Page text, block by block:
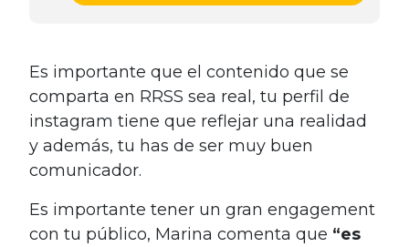
Es importante que el contenido que se
comparta en RRSS sea real, tu perfil de
instagram tiene que reflejar una realidad
y además, tu has de ser muy buen
comunicador.
Es importante tener un gran engagement
con tu público, Marina comenta que “es